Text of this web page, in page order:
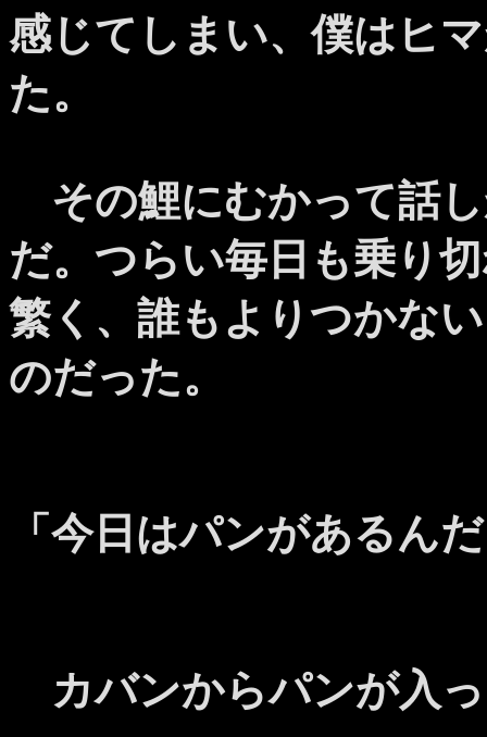
感じてしまい、僕はヒ
た。
その鯉にむかって話
だ。つらい毎日も乗り
繁く、誰もよりつかな
のだった。
「今日はパンがあるん
カバンからパンが入